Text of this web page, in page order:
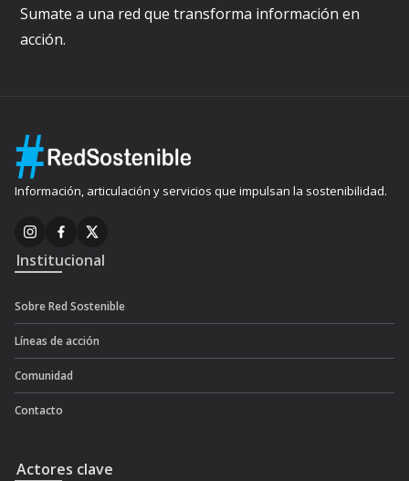
Sumate a una red que transforma información en
acción.
Información, articulación y servicios que impulsan la sostenibilidad.
Institucional
Sobre Red Sostenible
Líneas de acción
Comunidad
Contacto
Actores clave